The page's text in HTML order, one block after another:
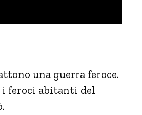
una guerra feroce.
feroci abitanti del